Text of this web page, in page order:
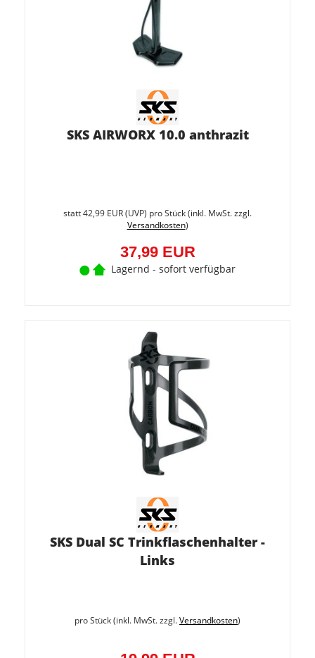
SKS AIRWORX 10.0 anthrazit
statt42,99 EUR(UVP) pro Stück (inkl. MwSt. zzgl.
Versandkosten)
37,99 EUR
Lagernd - sofort verfügbar
SKS Dual SC Trinkflaschenhalter -
Links
pro Stück (inkl. MwSt. zzgl.Versandkosten)